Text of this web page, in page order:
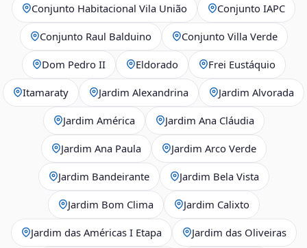
Conjunto Habitacional Vila União Conjunto IAPC
Conjunto Raul Balduino Conjunto Villa Verde
Dom Pedro II Eldorado Frei Eustáquio
Itamaraty Jardim Alexandrina Jardim Alvorada
Jardim América Jardim Ana Cláudia
Jardim Ana Paula Jardim Arco Verde
Jardim Bandeirante Jardim Bela Vista
Jardim Bom Clima Jardim Calixto
Jardim das Américas I Etapa Jardim das Oliveiras